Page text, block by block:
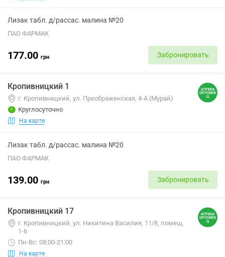
Лизак табл. д/рассас. малина №20
ПАО ФАРМАК
177.00 грн Забронировать
Кропивницкий 1
г. Кропивницкий, ул. Преображенская, 4-А (Мурай)
Круглосуточно
На карте
Лизак табл. д/рассас. малина №20
ПАО ФАРМАК
139.00 грн Забронировать
Кропивницкий 17
г. Кропивницкий, ул. Никитина Василия, 11/8, помещ.
1-6
Пн-Вс: 08:00-21:00
На карте